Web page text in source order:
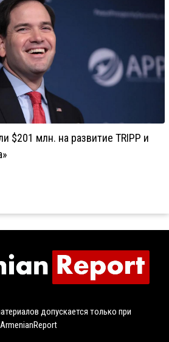
$201 млн. на развитие TRIPP и
допускается только при